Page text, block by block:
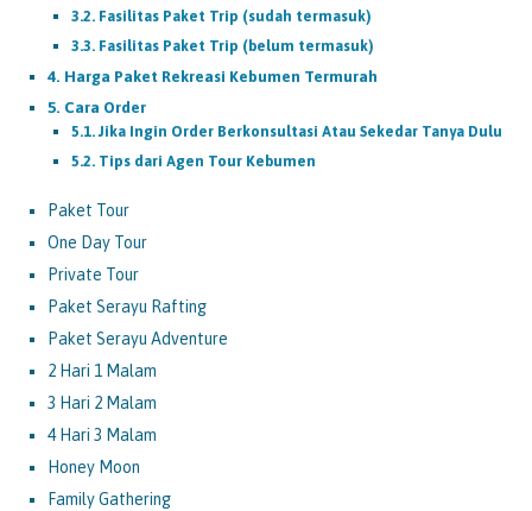
Fasilitas Paket Trip (sudah termasuk)
Fasilitas Paket Trip (belum termasuk)
Harga Paket Rekreasi Kebumen Termurah
Cara Order
Jika Ingin Order Berkonsultasi Atau Sekedar Tanya Dulu
Tips dari Agen Tour Kebumen
Paket Tour
One Day Tour
Private Tour
Paket Serayu Rafting
Paket Serayu Adventure
2 Hari 1 Malam
3 Hari 2 Malam
4 Hari 3 Malam
Honey Moon
Family Gathering